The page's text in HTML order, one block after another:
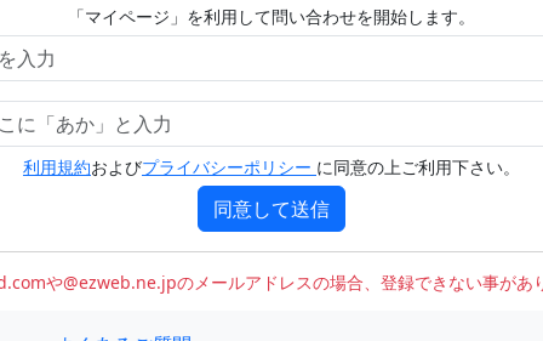
「マイページ」を利用して問い合わせを開始します。
利用規約およびプライバシーポリシー に同意の上ご利用下さい。
同意して送信
や@ezweb.ne.jpのメールアドレスの場合、登録できない事があ